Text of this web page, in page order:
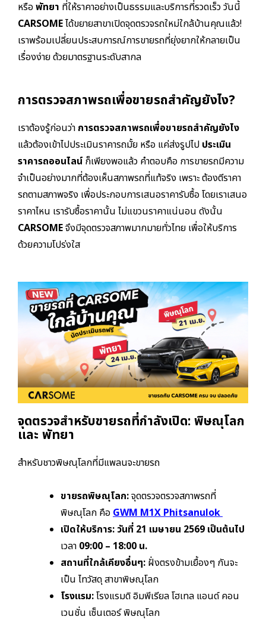
หรือ พัทยา ที่ให้ราคาอย่างเป็นธรรมและบริการที่รวดเร็ว วันนี้
CARSOMEได้ขยายสาขาเปิดจุดตรวจรถใหม่ใกล้บ้านคุณแล้ว!
เราพร้อมเปลี่ยนประสบการณ์การขายรถที่ยุ่งยากให้กลายเป็น
เรื่องง่าย ด้วยมาตรฐานระดับสากล
การตรวจสภาพรถเพื่อขายรถสำคัญยังไง?
เราต้องรู้ก่อนว่า การตรวจสภาพรถเพื่อขายรถสำคัญยังไง
แล้วต้องเข้าไปประเมินราคารถมั้ย หรือ แค่ส่งรูปไป ประเมิน
ราคารถออนไลน์ ก็เพียงพอแล้ว คำตอบคือ การขายรถมีความ
จำเป็นอย่างมากที่ต้องเห็นสภาพรถที่แท้จริง เพราะ ต้องตีราคา
รถตามสภาพจริง เพื่อประกอบการเสนอราคารับซื้อ โดยเราเสนอ
ราคาไหน เรารับซื้อราคานั้น ไม่แขวนราคาแน่นอน ดังนั้น
CARSOMEจึงมีจุดตรวจสภาพมากมายทั่วไทย เพื่อให้บริการ
ด้วยความโปร่งใส
จุดตรวจสำหรับขายรถที่กำลังเปิด: พิษณุโลก
และ พัทยา
สำหรับชาวพิษณุโลกที่มีแพลนจะขายรถ
ขายรถพิษณุโลก:จุดตรวจตรวจสภาพรถที่
พิษณุโลก คือ GWM M1X Phitsanulok
เปิดให้บริการ: วันที่ 21 เมษายน 2569 เป็นต้นไป
เวลา 09:00 – 18:00 น.
สถานที่ใกล้เคียงอื่นๆ: ฝั่งตรงข้ามเยื้องๆ กันจะ
เป็น ไทวัสดุ สาขาพิษณุโลก
โรงแรม:โรงแรมดิ อิมพีเรียล โฮเทล แอนด์ คอน
เวนชั่น เซ็นเตอร์ พิษณุโลก